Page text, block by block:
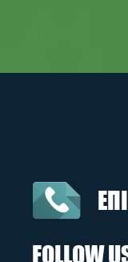
FOLLOW